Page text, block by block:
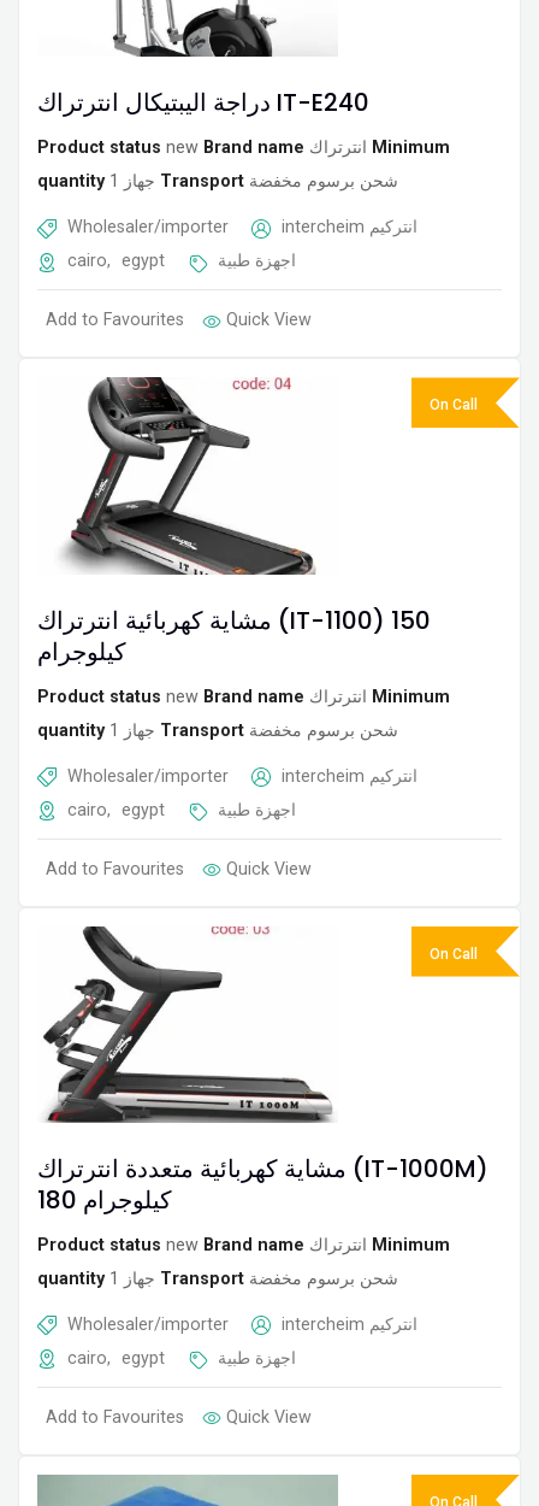
دراجة اليبتيكال انترتراك IT-E240
Product status new Brand name انترتراك Minimum
quantity
1 جهاز Transport شحن برسوم مخفضة
Wholesaler/importer
intercheim انتركيم
cairo, egypt اجهزة طبية
Add to Favourites Quick View
مشاية كهربائية انترتراك (IT-1100) 150
كيلوجرام
Product status new Brand name انترتراك Minimum
quantity
1 جهاز Transport شحن برسوم مخفضة
Wholesaler/importer
intercheim انتركيم
cairo, egypt اجهزة طبية
Add to Favourites Quick View
On Call
مشاية كهربائية متعددة انترتراك (IT-1000M)
180 كيلوجرام
Product status new Brand name انترتراك Minimum
quantity
1 جهاز Transport شحن برسوم مخفضة
Wholesaler/importer
intercheim انتركيم
cairo, egypt اجهزة طبية
Add to Favourites Quick View
On Call
On Call